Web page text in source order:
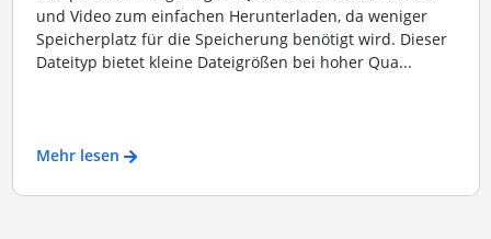
und Video zum einfachen Herunterladen, da weniger
Speicherplatz für die Speicherung benötigt wird. Dieser
Dateityp bietet kleine Dateigrößen bei hoher Qua...
Mehr lesen